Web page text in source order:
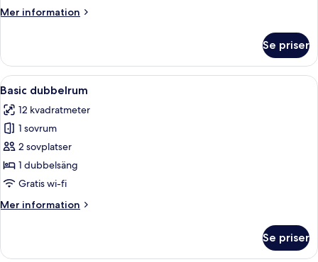
Mer information
Mer
dubbelrum
Se priser
Öppna
alla
foton
för
Basic
dubbelrum
Ett modernt sovrum med ett
7
Basic dubbelrum
12 kvadratmeter
1 sovrum
2 sovplatser
1 dubbelsäng
Gratis wi-fi
Mer information
Mer
dubbelrum
Se priser